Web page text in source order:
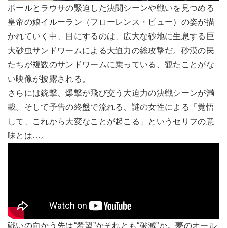
ポールとラウサの緊迫した決闘シーンや戦いを見つめる
皇帝の娘イルーラン（フローレンス・ピュー）の姿が描
かれていく中、目にするのは、広大な砂地に生息する巨
大砂虫サンドワームによる大迫力の総攻撃だ。砂漠の民
たちが複数のサンドワームに乗っている、観たことがな
い映像が披露される。
さらには銃撃、爆撃が飛び交う大迫力の決戦シーンが満
載。そして予告の終盤で流れる、謎の女性による「覚悟
して、これから大変なことが起こる」というセリフの意
味とは…。
戦いの向かう先は“希望”かそれとも“破滅”か。夢のオール